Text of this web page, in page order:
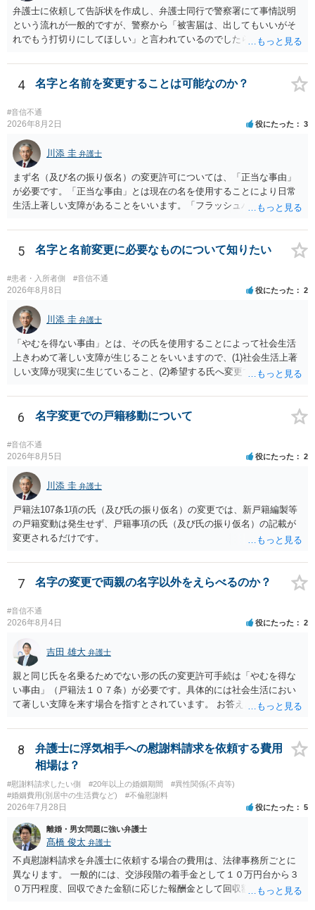
取る正当な権利がないのに利益を取得した）として返還請求されてい
るものかと推察しますので、 貸金返還ではないかと存じます。 ④ 私
は現在、収入も不安定で貯金もなくリボ払い借金が既に約100万あり。
今年に再婚したが主人はお金に厳しい為、一括で220万円を支払う事は
困難 仮に裁判で敗訴した場合でも、分割払いになる可能性はあります
か。 ⇒判決となり敗訴してしまった場合は、強制執行により不動産等
の財産を差し押さえられ、そこから債権回収が図られることになりま
いにより支払うことも十分可能です。 ⑤ このような事情であれば、私
識を前提にすれば、１００万円も含めて返済する必要はないと考えら
れるため、 120万円のみについて交渉を続けることがベターかと存じ
ます。
弁護士に依頼して告訴状を作成し、弁護士同行で警察署にて事情説明
という流れが一般的ですが、警察から「被害届は、出してもいいがそ
れでもう打切りにしてほしい」と言われているのでしたら、あまり結
検察庁に訴えるのもありかもしれないですが、実際に捜査をするの
は、結局所轄だと思われますので、やはり結論は変わらないかもしれ
ないです。 一度、最寄りの「刑事に強い」とうたっている弁護士に相
談してみてはいかがでしょうか。 以上、ご参考まで。
4 名字と名前を変更することは可能なのか？
#音信不通
2026年8月2日 役にたった 3
川添 圭 弁護士
まず名（及び名の振り仮名）の変更許可については、「正当な事由」
が必要です。「正当な事由」とは現在の名を使用することにより日常
生活上著しい支障があることをいいます。「フラッシュバック」とい
きわめて重要になりますので、医師の診断書の記載が重要です（医学
的裏付けがない場合、もっぱら主観的な主張であるとして変更が許可
されません）。 診断書は単に病名の記載では足りず、その症状の発生
原因となった事実と、当該症状が医学的に裏付けられること、そして
その発生原因及び症状が現在の名を使用していることに関連している
こと、といった説明がなされているのが望ましい（むしろ必要）でし
ょう。 ただし、もし上記の理由の主張が難しい場合でも、一定期間通
称名を使用して、その後にいわゆる永年使用を理由とする許可申立て
を選択すれば、比較的緩やかに認められます。 氏の変更については、
本件では、(1)子の氏の変更許可（民法791条1項）と、(2)戸籍法107条1
項の氏の変更許可の2種類が考えられます。 (1)については、ご両親が
父の氏を称したいというケースが多い）。法律上は特に明文の要件が
変更許可の場合、あなたは現在の戸籍からもう一方の親への戸籍に入
籍する（戻る）という戸籍変動になるため、成人した子からの変更許
可申立てにおいては、入籍先である親（及びそこに同籍している配偶
者や15歳以上の子）の同意があるかどうかが重視されるケースが多い
です。 (2)については、「やむを得ない事由」が必要とされます。これ
は、名の変更許可よりも厳重な要件であるとされ、本件のような精神
的・心理的な理由ではなかなかハードルが高いところですが、親から
性的虐待を受けていたケースで氏変更を許可した事案がありますの
立て前に分籍届によってあなたの単独戸籍を編成しておく必要がある
とをお勧めします。
5 名字と名前変更に必要なものについて知りたい
#患者・入所者側 #音信不通
2026年8月8日 役にたった 2
川添 圭 弁護士
「やむを得ない事由」とは、その氏を使用することによって社会生活
上きわめて著しい支障が生じることをいいますので、(1)社会生活上著
しい支障が現実に生じていること、(2)希望する氏へ変更できればその
できるかどうかがポイントです。 記録中に現れた一切の事情が判断対
象ですので、上記(1)と(2)を説明できる資料は全て（ただし理路整然
に）提出することが必要になります。「フラッシュバック」とのこと
なので、例えば、医学上確立されているPTSDの診断基準に合致した説
明とそれに沿う資料の提出が必要になってくるように思います。 精神
的・心理的な理由の氏変更は様々な意味でハードルがかなり高く、弁
護士へ依頼しても苦労することが強く予想されるところです。、もし
本人申立てをお考えであれば、医学知識はもちろん法律知識も要求さ
れますので、性急な申立てをせず、知識と資料をしっかりと揃えて、
万全の体制で申立てに臨んだ方がよいと思われます。
6 名字変更での戸籍移動について
#音信不通
2026年8月5日 役にたった 2
川添 圭 弁護士
戸籍法107条1項の氏（及び氏の振り仮名）の変更では、新戸籍編製等
の戸籍変動は発生せず、戸籍事項の氏（及び氏の振り仮名）の記載が
変更されるだけです。
7 名字の変更で両親の名字以外をえらべるのか？
#音信不通
2026年8月4日 役にたった 2
吉田 雄大 弁護士
親と同じ氏を名乗るためでない形の氏の変更許可手続は「やむを得な
い事由」（戸籍法１０７条）が必要です。具体的には社会生活におい
て著しい支障を来す場合を指すとされています。 お答えとしては、理
支障」の具体的判断の中で、現在の氏を使い続けることがなぜよくな
いのかが審理判断されることになる、というものになります。
8
弁護士に浮気相手への慰謝料請求を依頼する費用
相場は？
#慰謝料請求したい側 #20年以上の婚姻期間
#異性関係(不貞等)
#婚姻費用(別居中の生活費など)
#不倫慰謝料
2026年7月28日 役にたった 5
離婚・男女問題に強い弁護士
髙橋 俊太 弁護士
不貞慰謝料請求を弁護士に依頼する場合の費用は、法律事務所ごとに
異なります。 一般的には、交渉段階の着手金として１０万円台から３
０万円程度、回収できた金額に応じた報酬金として回収額の１０％か